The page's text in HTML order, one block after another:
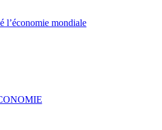
l’économie mondiale